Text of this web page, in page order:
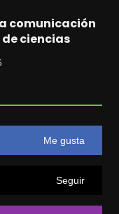
comunicación
ciencias
Me gusta
Seguir